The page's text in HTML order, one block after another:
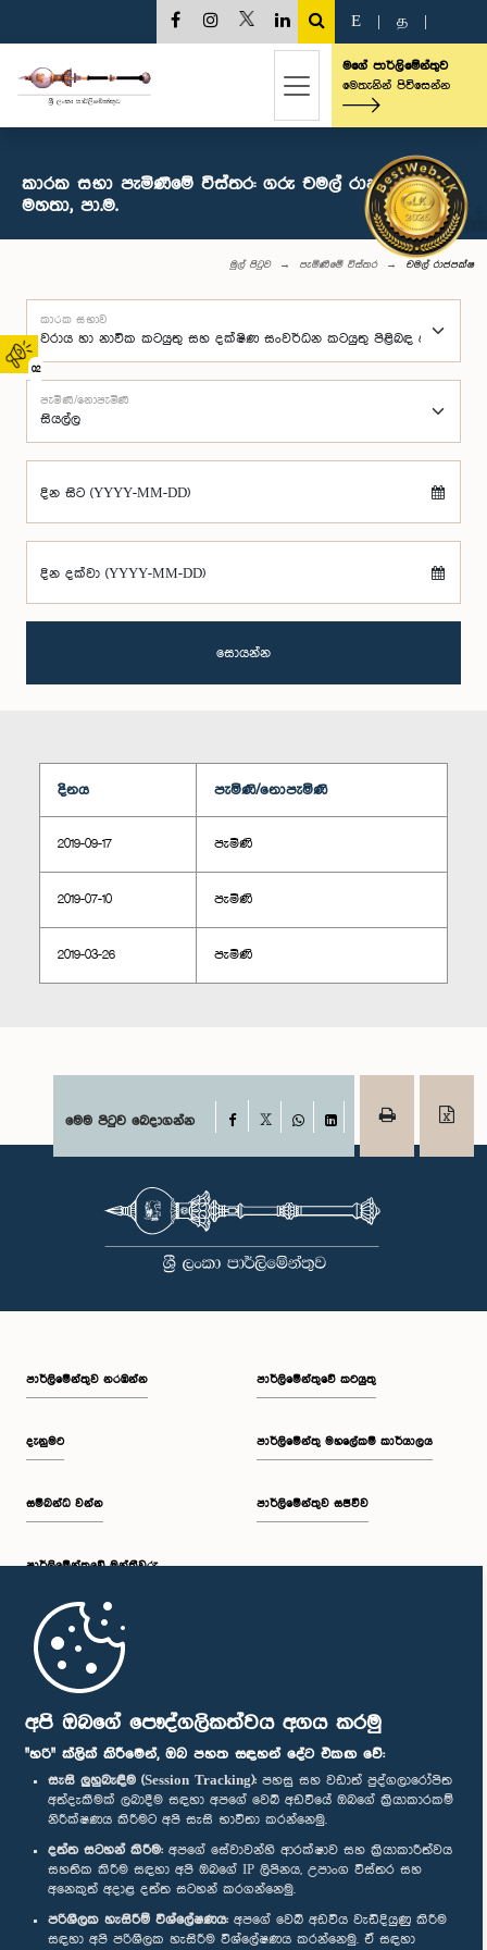
අපි ඔබගේ පෞද්ගලිකත්වය අගය කරමු
"හරි" ක්ලික් කිරීමෙන්, ඔබ පහත සඳහන් දේට එකඟ වේ:
සැසි ලුහුබැඳීම (Session Tracking): පහසු සහ වඩාත් පුද්ගලාරෝපිත
අත්දැකීමක් ලබාදීම සඳහා අපගේ වෙබ් අඩවියේ ඔබගේ ක්‍රියාකාරකම්
නිරීක්ෂණය කිරීමට අපි සැසි භාවිතා කරන්නෙමු.
දත්ත සටහන් කිරීම: අපගේ සේවාවන්හි ආරක්ෂාව සහ ක්‍රියාකාරීත්වය
සහතික කිරීම සඳහා අපි ඔබගේ IP ලිපිනය, උපාංග විස්තර සහ
අනෙකුත් අදාළ දත්ත සටහන් කරගන්නෙමු.
පරිශීලක හැසිරීම් විශ්ලේෂණය: අපගේ වෙබ් අඩවිය වැඩිදියුණු කිරීම
සඳහා අපි පරිශීලක හැසිරීම විශ්ලේෂණය කරන්නෙමු. ඒ සඳහා
02
E த
මගේ පාර්ලිමේන්තුව
මෙතැනින් පිවිසෙන්න
කාරක සභා පැමිණීමේ විස්තර: ගරු චමල් රාජපක්ෂ
මහතා, පා.ම.
මුල් පිටුව පැමිණීමේ විස්තර චමල් රාජපක්ෂ
කාරක සභාව
පැමිණි/නොපැමිණි
දින සිට (YYYY-MM-DD)
දින දක්වා (YYYY-MM-DD)
සොයන්න
දිනය පැමිණි/නොපැමිණි
2019-09-17 පැමිණි
2019-07-10 පැමිණි
2019-03-26 පැමිණි
මෙම පිටුව බෙදාගන්න Facebook
WhatsAppLinkedIn
පාර්ලි‌මේන්තුව නරඹන්න
දැනුමට
සම්බන්ධ වන්න
පාර්ලි‌මේන්තුවේ මන්ත්‍රීවරු
මුල් පිටුව
පාර්ලිමේන්තුවේ කටයුතු
පාර්ලිමේන්තු මහලේකම් කාර්යාලය
පාර්ලිමේන්තුව සජීවීව
පාර්ලිමේන්තු ජංගම යෙදුම
අප හා සම්බන්ධ වී සිටින්න :
සම්මාන